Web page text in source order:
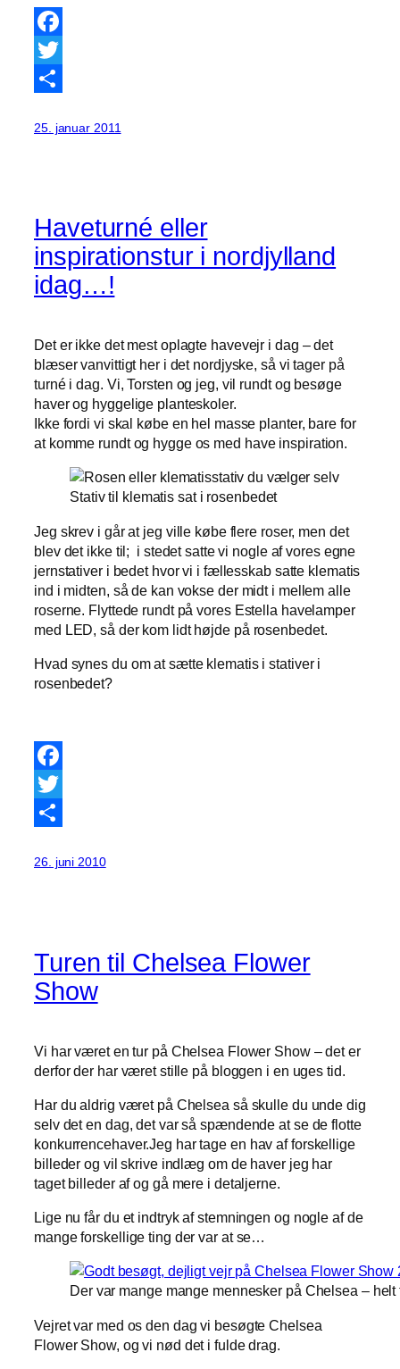
Facebook
Twitter
25. januar 2011
Haveturné eller
inspirationstur i nordjylland
idag…!
Det er ikke det mest oplagte havevejr i dag – det
blæser vanvittigt her i det nordjyske, så vi tager på
turné i dag. Vi, Torsten og jeg, vil rundt og besøge
haver og hyggelige planteskoler.
Ikke fordi vi skal købe en hel masse planter, bare for
at komme rundt og hygge os med have inspiration.
Stativ til klematis sat i rosenbedet
Jeg skrev i går at jeg ville købe flere roser, men det
blev det ikke til; i stedet satte vi nogle af vores egne
jernstativer i bedet hvor vi i fællesskab satte klematis
ind i midten, så de kan vokse der midt i mellem alle
roserne. Flyttede rundt på vores Estella havelamper
med LED, så der kom lidt højde på rosenbedet.
Hvad synes du om at sætte klematis i stativer i
rosenbedet?
Facebook
Twitter
26. juni 2010
Turen til Chelsea Flower
Show
Vi har været en tur på Chelsea Flower Show – det er
derfor der har været stille på bloggen i en uges tid.
Har du aldrig været på Chelsea så skulle du unde dig
selv det en dag, det var så spændende at se de flotte
konkurrencehaver.Jeg har tage en hav af forskellige
billeder og vil skrive indlæg om de haver jeg har
taget billeder af og gå mere i detaljerne.
Lige nu får du et indtryk af stemningen og nogle af de
mange forskellige ting der var at se…
Der var mange mange mennesker på Chelsea –
Vejret var med os den dag vi besøgte Chelsea
Flower Show, og vi nød det i fulde drag.